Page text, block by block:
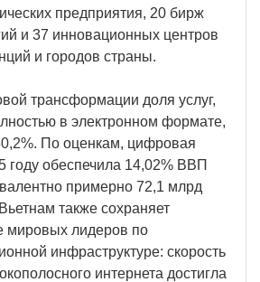
предприятия, 20 бирж
и 37 инновационных центров
и городов страны.
трансформации доля услуг,
в электронном формате,
По оценкам, цифровая
году обеспечила 14,02% ВВП
примерно 72,1 млрд
также сохраняет
мировых лидеров по
инфраструктуре: скорость
интернета достигла